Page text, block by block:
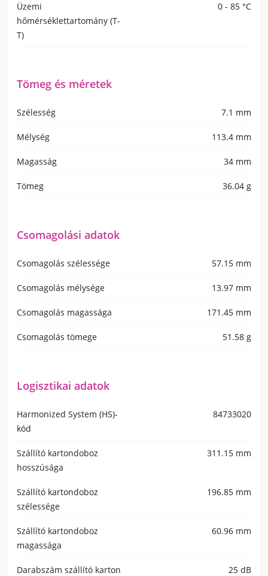
Üzemi
hőmérséklettartomány (T-
T)
0 - 85 °C
Tömeg és méretek
Szélesség 7.1 mm
Mélység 113.4 mm
Magasság 34 mm
Tömeg 36.04 g
Csomagolási adatok
Csomagolás szélessége 57.15 mm
Csomagolás mélysége 13.97 mm
Csomagolás magassága 171.45 mm
Csomagolás tömege 51.58 g
Logisztikai adatok
Harmonized System (HS)-
kód
84733020
Szállító kartondoboz
hosszúsága
311.15 mm
Szállító kartondoboz
szélessége
196.85 mm
Szállító kartondoboz
magassága
60.96 mm
Darabszám szállító karton 25 dB